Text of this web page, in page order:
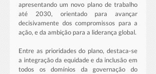
apresentando um novo plano de trabalho
até 2030, orientado para avançar
decisivamente dos compromissos para a
ação, e da ambição para a liderança global.
Entre as prioridades do plano, destaca-se
a integração da equidade e da inclusão em
todos os domínios da governação do